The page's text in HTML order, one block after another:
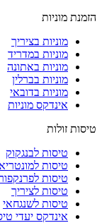
הזמנת מוניות
מוניות בציריך
מוניות במדריד
מוניות באתונה
מוניות בברלין
מוניות בדובאי
אינדקס מוניות
טיסות זולות
טיסות לבנגקוק
טיסות
טיסות
טיסות לציריך
טיסות לשנגחאי
אינדקס יעדי